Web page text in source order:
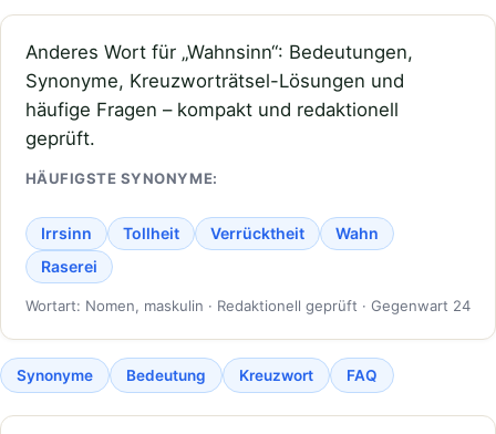
Anderes Wort für „Wahnsinn“: Bedeutungen,
Synonyme, Kreuzworträtsel-Lösungen und
häufige Fragen – kompakt und redaktionell
geprüft.
HÄUFIGSTE SYNONYME:
Irrsinn Tollheit Verrücktheit
Wahn
Raserei
Wortart: Nomen, maskulin · Redaktionell geprüft · Gegenwart 24
Synonyme Bedeutung Kreuzwort FAQ